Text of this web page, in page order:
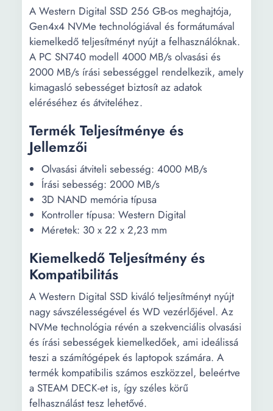
A Western Digital SSD 256 GB-os meghajtója,
Gen4x4 NVMe technológiával és formátumával
kiemelkedő teljesítményt nyújt a felhasználóknak.
A PC SN740 modell 4000 MB/s olvasási és
2000 MB/s írási sebességgel rendelkezik, amely
kimagasló sebességet biztosít az adatok
eléréséhez és átviteléhez.
Termék Teljesítménye és
Jellemzői
Olvasási átviteli sebesség: 4000 MB/s
Írási sebesség: 2000 MB/s
3D NAND memória típusa
Kontroller típusa: Western Digital
Méretek: 30 x 22 x 2,23 mm
Kiemelkedő Teljesítmény és
Kompatibilitás
A Western Digital SSD kiváló teljesítményt nyújt
nagy sávszélességével és WD vezérlőjével. Az
NVMe technológia révén a szekvenciális olvasási
és írási sebességek kiemelkedőek, ami ideálissá
teszi a számítógépek és laptopok számára. A
termék kompatibilis számos eszközzel, beleértve
a STEAM DECK-et is, így széles körű
felhasználást tesz lehetővé.